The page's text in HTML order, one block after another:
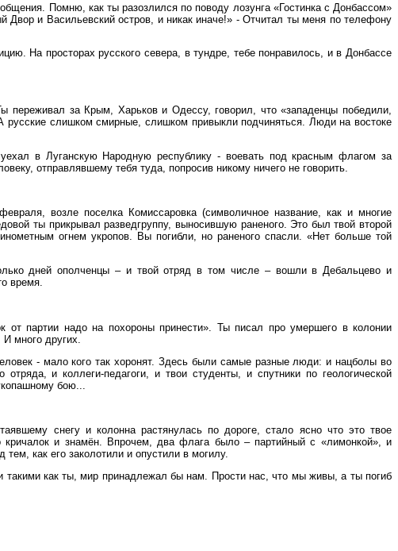
Помню, как ты разозлился по поводу лозунга «Гостинка с Донбассом»
Двор и Васильевский остров, и никак иначе!» - Отчитал ты меня по телефону
На просторах русского севера, в тундре, тебе понравилось, и в Донбассе
переживал за Крым, Харьков и Одессу, говорил, что «западенцы победили,
русские слишком смирные, слишком привыкли подчиняться. Люди на востоке
в Луганскую Народную республику - воевать под красным флагом за
отправлявшему тебя туда, попросив никому ничего не говорить.
возле поселка Комиссаровка (символичное название, как и многие
ты прикрывал разведгруппу, выносившую раненого. Это был твой второй
огнем укропов. Вы погибли, но раненого спасли. «Нет больше той
дней ополченцы – и твой отряд в том числе – вошли в Дебальцево и
время.
партии надо на похороны принести». Ты писал про умершего в колонии
много других.
- мало кого так хоронят. Здесь были самые разные люди: и нацболы во
и коллеги-педагоги, и твои студенты, и спутники по геологической
бою...
снегу и колонна растянулась по дороге, стало ясно что это твое
и знамён. Впрочем, два флага было – партийный с «лимонкой», и
как его заколотили и опустили в могилу.
как ты, мир принадлежал бы нам. Прости нас, что мы живы, а ты погиб